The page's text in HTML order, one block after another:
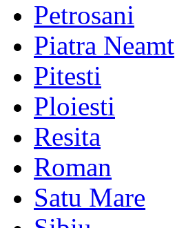
Petrosani
Piatra Neamt
Pitesti
Ploiesti
Resita
Roman
Satu Mare